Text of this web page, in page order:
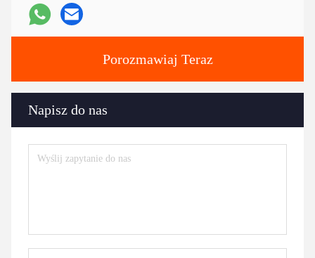
Porozmawiaj Teraz
Napisz do nas